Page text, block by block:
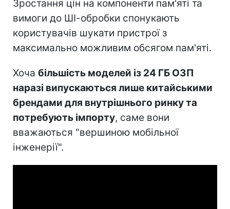
Зростання цін на компоненти пам'яті та
вимоги до ШІ-обробки спонукають
користувачів шукати пристрої з
максимально можливим обсягом пам'яті.
Хоча більшість моделей із 24 ГБ ОЗП
наразі випускаються лише китайськими
брендами для внутрішнього ринку та
потребують імпорту, саме вони
вважаються "вершиною мобільної
інженерії".